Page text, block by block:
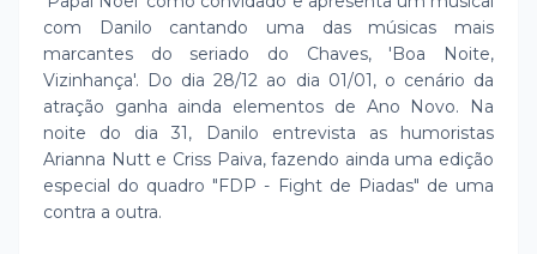
com Danilo cantando uma das músicas mais
marcantes do seriado do Chaves, 'Boa Noite,
Vizinhança'. Do dia 28/12 ao dia 01/01, o cenário da
atração ganha ainda elementos de Ano Novo. Na
noite do dia 31, Danilo entrevista as humoristas
Arianna Nutt e Criss Paiva, fazendo ainda uma edição
especial do quadro "FDP - Fight de Piadas" de uma
contra a outra.